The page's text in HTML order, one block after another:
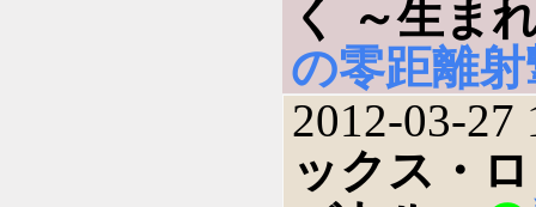
く ～生ま
の零距離射
2012-03-27
ックス・